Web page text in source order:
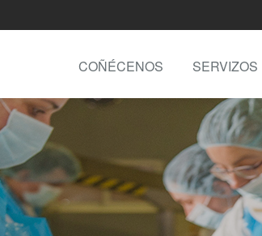
COÑÉCENOS SERVIZOS